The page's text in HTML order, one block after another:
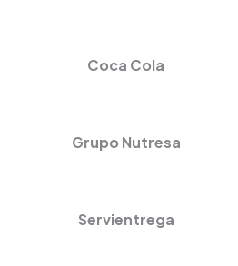
Coca Cola
Grupo Nutresa
Servientrega